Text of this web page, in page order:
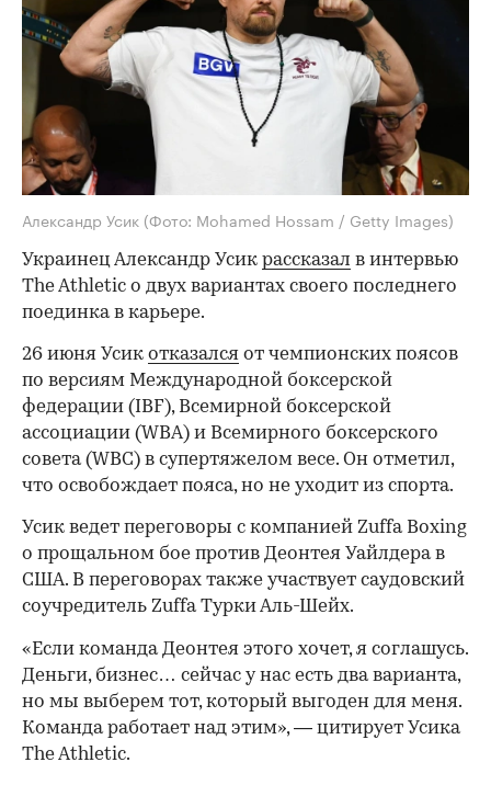
Александр Усик (Фото: Mohamed Hossam / Getty Images)
Украинец Александр Усик рассказал в интервью
The Athletic о двух вариантах своего последнего
поединка в карьере.
26 июня Усик отказался от чемпионских поясов
по версиям Международной боксерской
федерации (IBF), Всемирной боксерской
ассоциации (WBA) и Всемирного боксерского
совета (WBC) в супертяжелом весе. Он отметил,
что освобождает пояса, но не уходит из спорта.
Усик ведет переговоры с компанией Zuffa Boxing
о прощальном бое против Деонтея Уайлдера в
США. В переговорах также участвует саудовский
соучредитель Zuffa Турки Аль-Шейх.
«Если команда Деонтея этого хочет, я соглашусь.
Деньги, бизнес… сейчас у нас есть два варианта,
но мы выберем тот, который выгоден для меня.
Команда работает над этим», — цитирует Усика
The Athletic.